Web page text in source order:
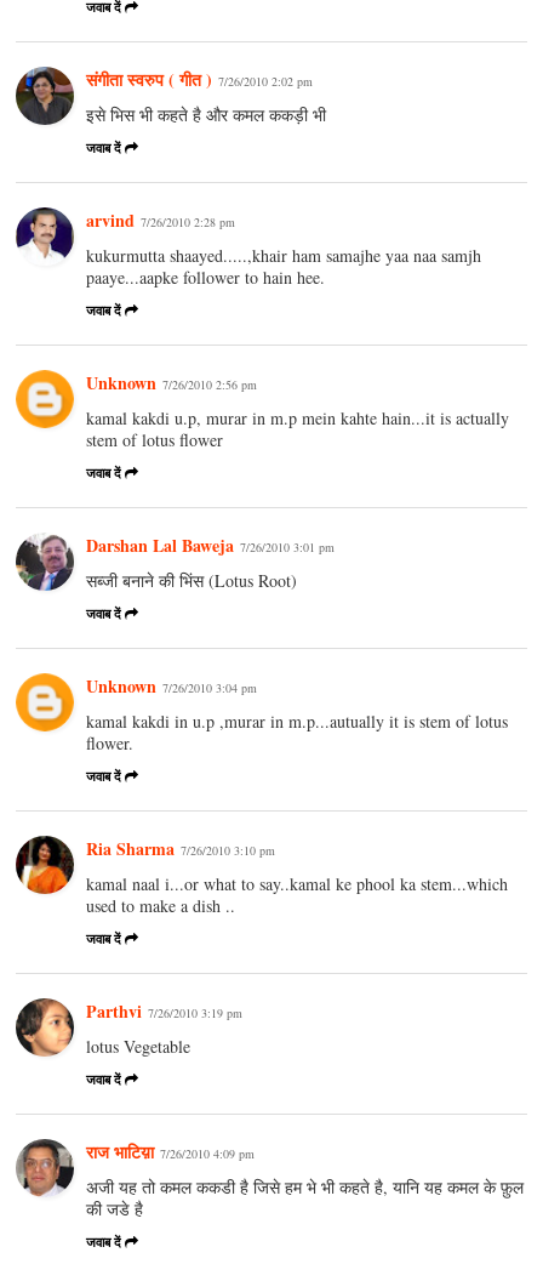
जवाब दें
संगीता स्वरुप ( गीत ) 7/26/2010 2:02 pm
इसे भिस भी कहते है और कमल ककड़ी भी
जवाब दें
arvind 7/26/2010 2:28 pm
kukurmutta shaayed.....,khair ham samajhe yaa naa samjh
paaye...aapke follower to hain hee.
जवाब दें
Unknown 7/26/2010 2:56 pm
kamal kakdi u.p, murar in m.p mein kahte hain...it is actually
stem of lotus flower
जवाब दें
Darshan Lal Baweja 7/26/2010 3:01 pm
सब्जी बनाने की भिंस (Lotus Root)
जवाब दें
Unknown 7/26/2010 3:04 pm
kamal kakdi in u.p ,murar in m.p...autually it is stem of lotus
flower.
जवाब दें
Ria Sharma 7/26/2010 3:10 pm
kamal naal i...or what to say..kamal ke phool ka stem...which
used to make a dish ..
जवाब दें
Parthvi 7/26/2010 3:19 pm
lotus Vegetable
जवाब दें
राज भाटिय़ा 7/26/2010 4:09 pm
अजी यह तो कमल ककडी है जिसे हम भे भी कहते है, यानि यह कमल के फ़ुल
की जडे है
जवाब दें